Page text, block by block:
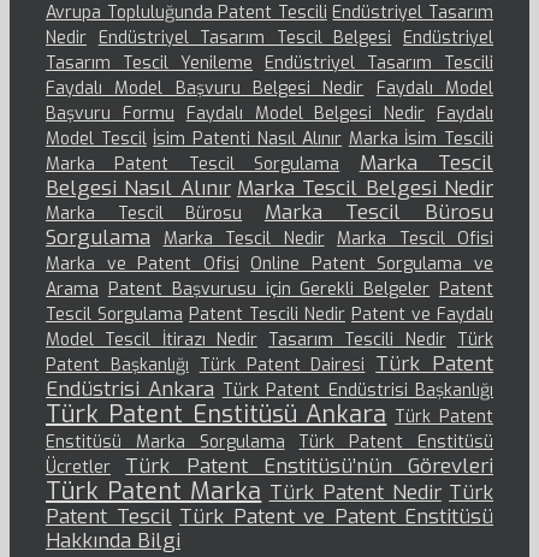
Avrupa Topluluğunda Patent Tescili Endüstriyel Tasarım
Nedir Endüstriyel Tasarım Tescil Belgesi
Endüstriyel
Tasarım Tescil Yenileme
Endüstriyel Tasarım Tescili
Faydalı Model Başvuru Belgesi Nedir
Faydalı Model
Başvuru Formu
Faydalı Model Belgesi Nedir Faydalı
Model Tescil İsim Patenti Nasıl Alınır Marka İsim Tescili
Marka Patent Tescil Sorgulama
Marka Tescil
Belgesi Nasıl Alınır Marka Tescil Belgesi Nedir
Marka Tescil Bürosu
Marka Tescil Bürosu
Sorgulama
Marka Tescil Nedir Marka Tescil Ofisi
Marka ve Patent Ofisi Online Patent Sorgulama ve
Arama Patent Başvurusu için Gerekli Belgeler Patent
Tescil Sorgulama Patent Tescili Nedir Patent ve Faydalı
Model Tescil İtirazı Nedir Tasarım Tescili Nedir Türk
Patent Başkanlığı Türk Patent Dairesi Türk Patent
Endüstrisi Ankara Türk Patent Endüstrisi Başkanlığı
Türk Patent Enstitüsü Ankara Türk Patent
Enstitüsü Marka Sorgulama
Türk Patent Enstitüsü
Ücretler
Türk Patent Enstitüsü’nün Görevleri
Türk Patent Marka Türk Patent Nedir Türk
Patent Tescil Türk Patent ve Patent Enstitüsü
Hakkında Bilgi